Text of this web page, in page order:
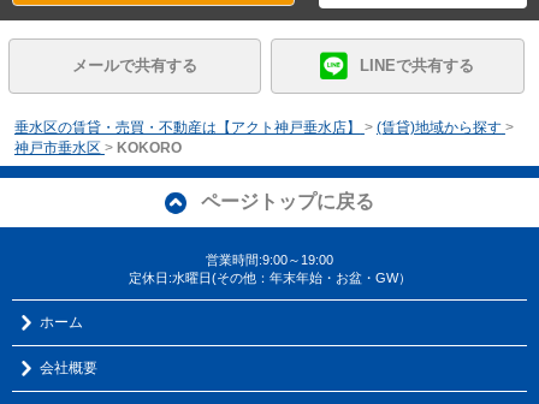
メールで共有する LINEで共有する
垂水区の賃貸・売買・不動産は【アクト神戸垂水店】 > (賃貸)地域から探す >
神戸市垂水区 > KOKORO
ページトップに戻る
営業時間:9:00～19:00
定休日:水曜日(その他：年末年始・お盆・GW）
ホーム
会社概要